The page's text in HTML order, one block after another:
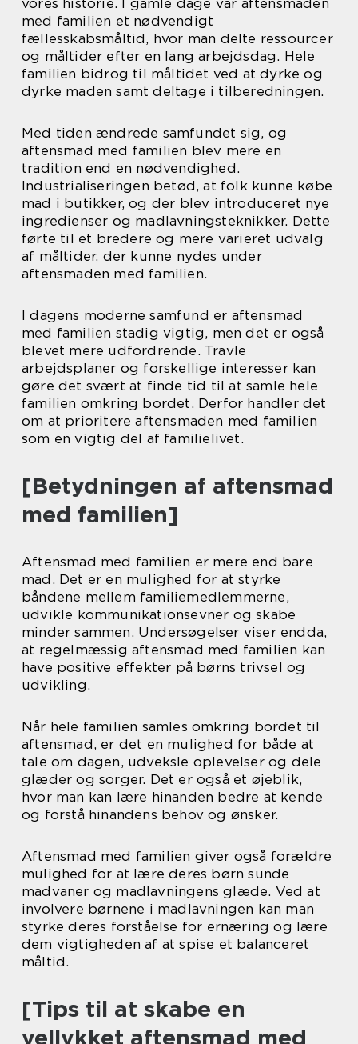
vores historie. I gamle dage var aftensmaden
med familien et nødvendigt
fællesskabsmåltid, hvor man delte ressourcer
og måltider efter en lang arbejdsdag. Hele
familien bidrog til måltidet ved at dyrke og
dyrke maden samt deltage i tilberedningen.
Med tiden ændrede samfundet sig, og
aftensmad med familien blev mere en
tradition end en nødvendighed.
Industrialiseringen betød, at folk kunne købe
mad i butikker, og der blev introduceret nye
ingredienser og madlavningsteknikker. Dette
førte til et bredere og mere varieret udvalg
af måltider, der kunne nydes under
aftensmaden med familien.
I dagens moderne samfund er aftensmad
med familien stadig vigtig, men det er også
blevet mere udfordrende. Travle
arbejdsplaner og forskellige interesser kan
gøre det svært at finde tid til at samle hele
familien omkring bordet. Derfor handler det
om at prioritere aftensmaden med familien
som en vigtig del af familielivet.
[Betydningen af aftensmad
med familien]
Aftensmad med familien er mere end bare
mad. Det er en mulighed for at styrke
båndene mellem familiemedlemmerne,
udvikle kommunikationsevner og skabe
minder sammen. Undersøgelser viser endda,
at regelmæssig aftensmad med familien kan
have positive effekter på børns trivsel og
udvikling.
Når hele familien samles omkring bordet til
aftensmad, er det en mulighed for både at
tale om dagen, udveksle oplevelser og dele
glæder og sorger. Det er også et øjeblik,
hvor man kan lære hinanden bedre at kende
og forstå hinandens behov og ønsker.
Aftensmad med familien giver også forældre
mulighed for at lære deres børn sunde
madvaner og madlavningens glæde. Ved at
involvere børnene i madlavningen kan man
styrke deres forståelse for ernæring og lære
dem vigtigheden af at spise et balanceret
måltid.
[Tips til at skabe en
vellykket aftensmad med